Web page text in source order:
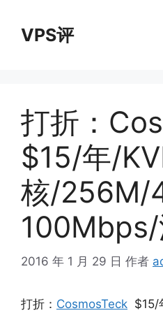
VPS评
打折：
$15/年/
核/256M/
2016 年 1 月 29 日 作者
打折： CosmosTeck $15/